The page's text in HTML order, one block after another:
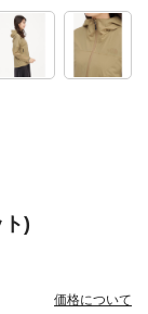
)
価格について